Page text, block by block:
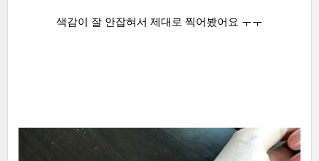
색감이 잘 안잡혀서 제대로 찍어봤어요 ㅜㅜ